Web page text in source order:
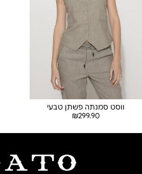
ווסט סמנתה פשתן טבעי
₪299.90